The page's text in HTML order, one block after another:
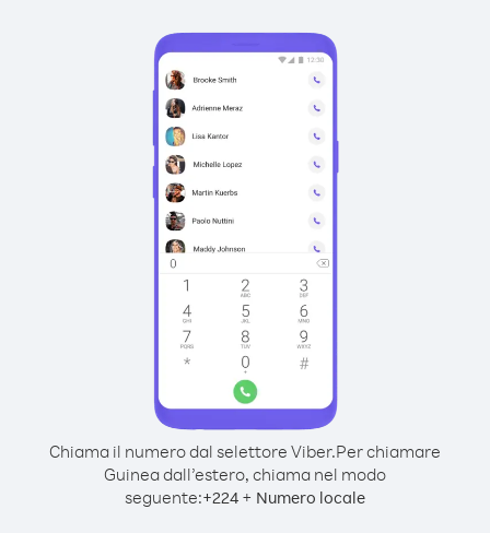
Chiama il numero dal selettore Viber.Per chiamare
Guinea dall’estero, chiama nel modo
seguente:+224 + Numero locale